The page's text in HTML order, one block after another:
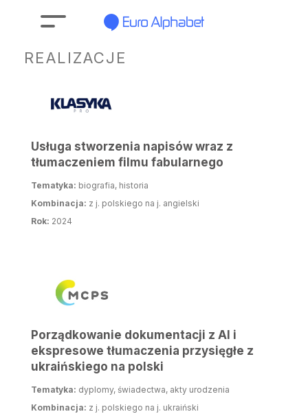
REALIZACJE
Usługa stworzenia napisów wraz z
tłumaczeniem filmu fabularnego
Tematyka: biografia, historia
Kombinacja: z j. polskiego na j. angielski
Rok: 2024
Porządkowanie dokumentacji z AI i
ekspresowe tłumaczenia przysięgłe z
ukraińskiego na polski
Tematyka: dyplomy, świadectwa, akty urodzenia
Kombinacja: z j. polskiego na j. ukraiński